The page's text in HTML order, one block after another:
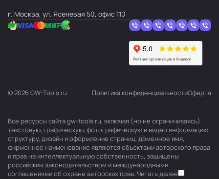
г. Москва, ул. Ясеневая 50, офис 110
© 2026 GW-Tools.ru Политика конфиденциальностиОферта
Все ресурсы сайта gw-tools.ru, включая (но не ограничиваясь)
текстовую, графическую, фотографическую и видео информацию,
структуру, дизайн и оформление страниц, доменное имя,
фирменное наименование являются объектами авторского права
и прав на интеллектуальную собственность, защищены
российским законодательством и международными
соглашениями об охране авторских прав. Читать далее